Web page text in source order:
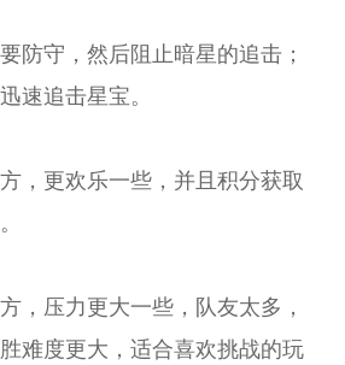
守，然后阻止暗星的追击；
速追击星宝。
更欢乐一些，并且积分获取
压力更大一些，队友太多，
难度更大，适合喜欢挑战的玩